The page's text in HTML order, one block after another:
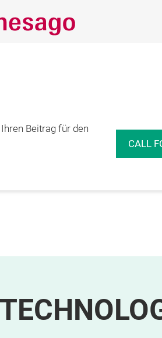
Beitrag für den
CALL